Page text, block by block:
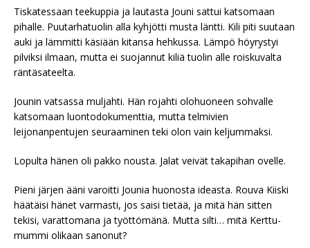
Tiskatessaan teekuppia ja lautasta Jouni sattui katsomaan
pihalle. Puutarhatuolin alla kyhjötti musta läntti. Kili piti suutaan
auki ja lämmitti käsiään kitansa hehkussa. Lämpö höyrystyi
pilviksi ilmaan, mutta ei suojannut kiliä tuolin alle roiskuvalta
räntäsateelta.
Jounin vatsassa muljahti. Hän rojahti olohuoneen sohvalle
katsomaan luontodokumenttia, mutta telmivien
leijonanpentujen seuraaminen teki olon vain keljummaksi.
Lopulta hänen oli pakko nousta. Jalat veivät takapihan ovelle.
Pieni järjen ääni varoitti Jounia huonosta ideasta. Rouva Kiiski
häätäisi hänet varmasti, jos saisi tietää, ja mitä hän sitten
tekisi, varattomana ja työttömänä. Mutta silti… mitä Kerttu-
mummi olikaan sanonut?